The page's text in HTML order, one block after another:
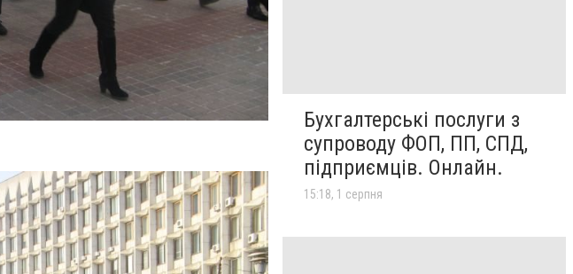
Бухгалтерські послуги з
супроводу ФОП, ПП, СПД,
підприємців. Онлайн.
15:18, 1 серпня